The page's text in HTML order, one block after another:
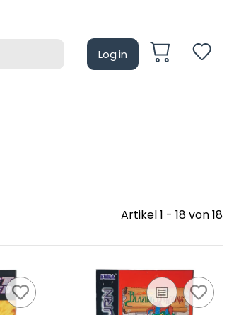
Log in
Artikel 1 - 18 von 18